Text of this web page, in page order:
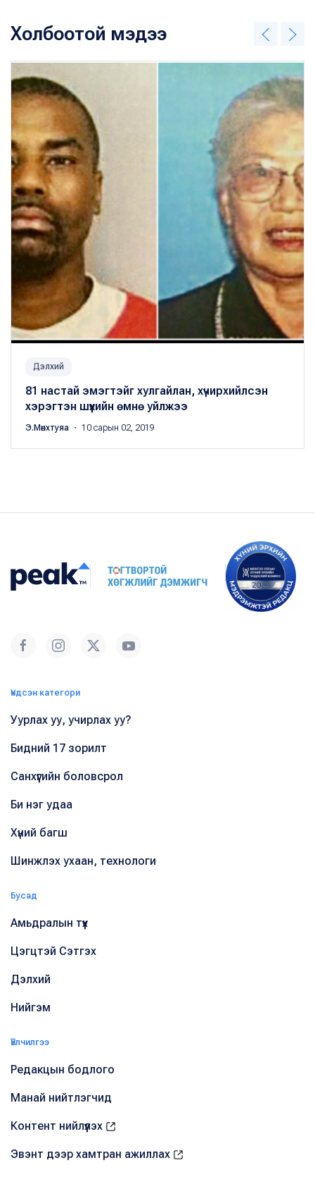
Холбоотой мэдээ
Дэлхий
81 настай эмэгтэйг хулгайлан, хүчирхийлсэн
хэрэгтэн шүүхийн өмнө уйлжээ
Э.Мөнхтуяа ・ 10 сарын 02, 2019
Үндсэн категори
Уурлах уу, учирлах уу?
Бидний 17 зорилт
Санхүүгийн боловсрол
Би нэг удаа
Хүний багш
Шинжлэх ухаан, технологи
Бусад
Амьдралын түүх
Цэгцтэй Сэтгэх
Дэлхий
Нийгэм
Үйлчилгээ
Редакцын бодлого
Манай нийтлэгчид
Контент нийлүүлэх
Эвэнт дээр хамтран ажиллах